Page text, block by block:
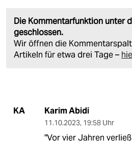
Die Kommentarfunktion unter
geschlossen.
Wir öffnen die
Artikeln für etwa drei Tage –
KA Karim Abidi
11.10.2023, 19:58 Uhr
"Vor vier Jahren